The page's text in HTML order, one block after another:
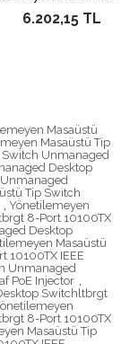
6.202,15 TL
Masaüstü
Masaüstü Tip
Switch Unmanaged
Desktop
Tip Switch
, Yönetilemeyen
8-Port 10100TX
Desktop
Masaüstü
10100TX IEEE
Unmanaged
PoE Injector ,
Switchltbrgt
8-Port 10100TX
Masaüstü Tip